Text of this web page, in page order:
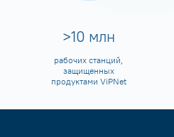
>10 млн
рабочих станций,
защищенных
продуктами ViPNet